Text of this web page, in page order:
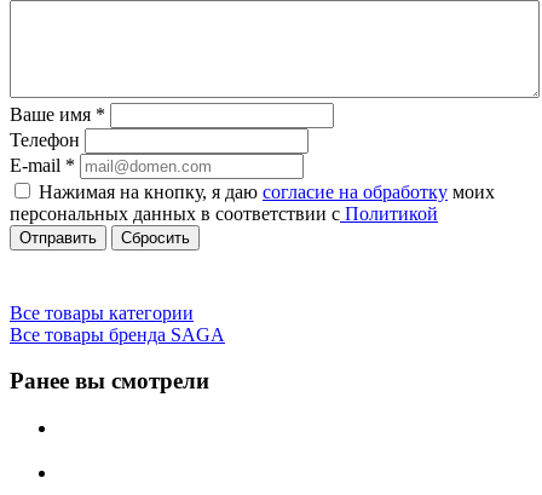
Ваше имя *
Телефон
E-mail *
Нажимая на кнопку, я даю согласие на обработку моих
персональных данных в соответствии с Политикой
Сбросить
Все товары категории
Все товары бренда SAGA
Ранее вы смотрели